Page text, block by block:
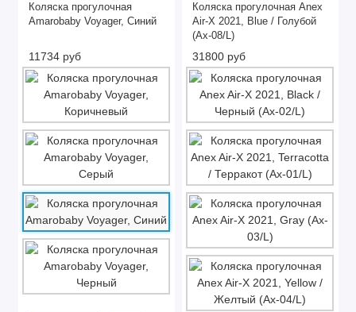
Коляска прогулочная
Amarobaby Voyager, Синий
11734 руб
Коляска прогулочная Anex
Air-X 2021, Blue / Голубой
(Ax-08/L)
31800 руб